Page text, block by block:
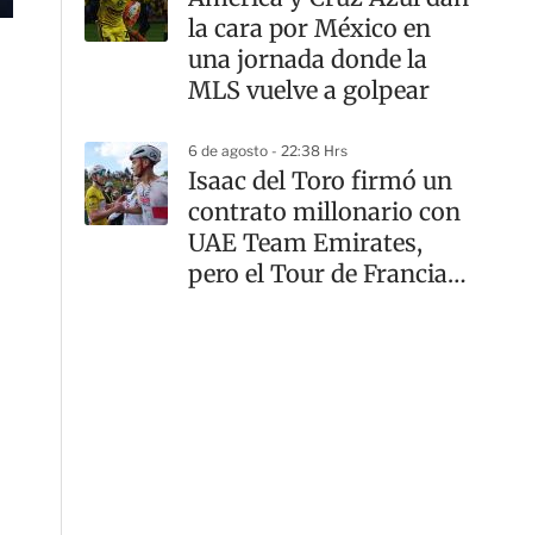
la cara por México en
una jornada donde la
MLS vuelve a golpear
6 de agosto - 22:38 Hrs
Isaac del Toro firmó un
contrato millonario con
UAE Team Emirates,
pero el Tour de Francia